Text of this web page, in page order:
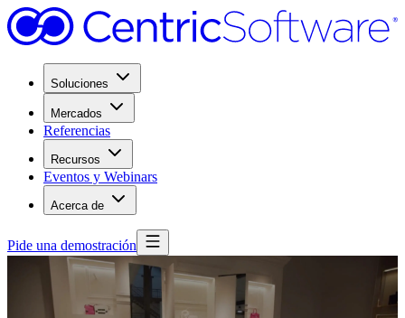
Soluciones
Mercados
Referencias
Recursos
Eventos y Webinars
Acerca de
Pide una demostración